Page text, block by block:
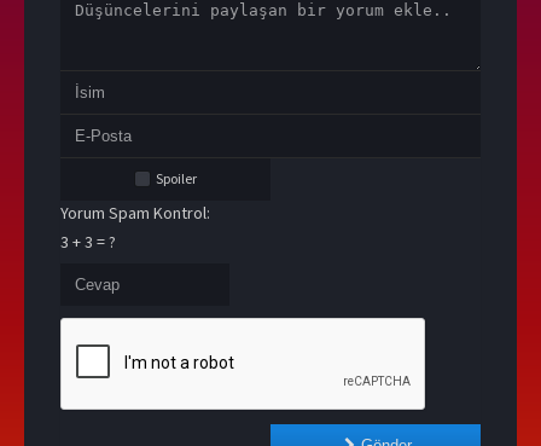
Spoiler
Yorum Spam Kontrol:
3 + 3 = ?